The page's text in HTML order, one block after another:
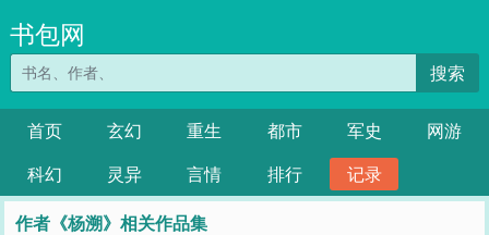
书包网
搜索
首页 玄幻 重生 都市 军史
网游
科幻
灵异 言情 排行 记录
作者《杨溯》相关作品集